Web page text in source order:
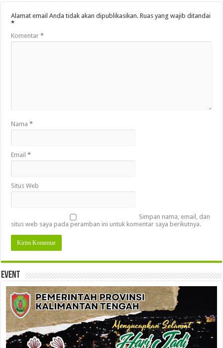
Alamat email Anda tidak akan dipublikasikan. Ruas yang wajib ditandai
*
Komentar*
Nama*
Email*
Situs Web
Simpan nama, email, dan
situs web saya pada peramban ini untuk komentar saya berikutnya.
Event